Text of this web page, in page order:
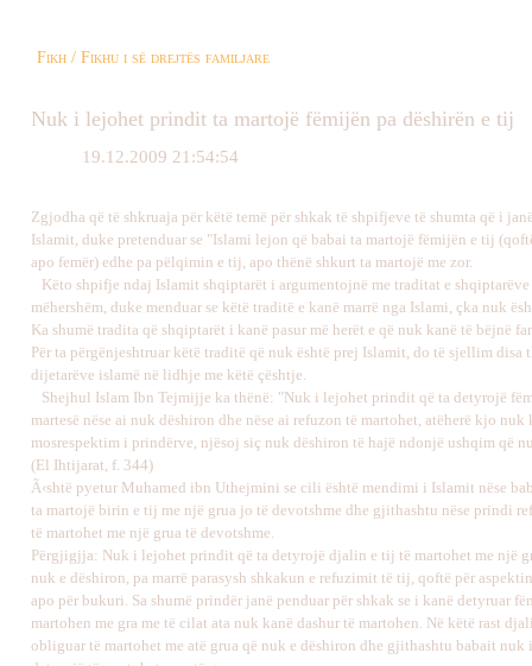
Fikh / Fikhu i së drejtës familjare
Nuk i lejohet prindit ta martojë fëmijën pa dëshirën e tij
19.12.2009 21:54:54
Zgjodha që të shkruaja për këtë temë për shkak të shpifjeve të shumta që i
Islamit, duke pretenduar se "Islami lejon që babai ta martojë fëmijën e tij
apo femër) edhe pa pëlqimin e tij, apo thënë shkurt ta martojë me zor.
Këto shpifje ndaj Islamit shqiptarët i argumentojnë me traditat e shqiptarëve
mëhershëm, duke menduar se këtë traditë e kanë marrë nga Islami, çka nuk
Ka shumë tradita që shqiptarët i kanë pasur më herët e që nuk kanë të bëjnë
Për ta përgënjeshtruar këtë traditë që nuk është prej Islamit, do të sjellim disa
dijetarëve islamë në lidhje me këtë çështje.
Shejhul Islam Ibn Tejmijje ka thënë: "Nuk i lejohet prindit që ta detyrojë
martesë nëse ai nuk dëshiron dhe nëse ai refuzon të martohet, atëherë kjo
mosrespektim i prindërve, njësoj siç nuk dëshiron të hajë ndonjë ushqim që
(El Ihtijarat, f. 344)
Ã‹shtë pyetur Muhamed ibn Uthejmini se cili është mendimi i Islamit nëse
ta martojë birin e tij me një grua jo të devotshme dhe gjithashtu nëse prindi
të martohet me një grua të devotshme.
Përgjigjja: Nuk i lejohet prindit që ta detyrojë djalin e tij të martohet me një
nuk e dëshiron, pa marrë parasysh shkakun e refuzimit të tij, qoftë për
apo për bukuri. Sa shumë prindër janë penduar për shkak se i kanë detyruar
martohen me gra me të cilat ata nuk kanë dashur të martohen. Në këtë rast
obliguar të martohet me atë grua që nuk e dëshiron dhe gjithashtu babait nuk